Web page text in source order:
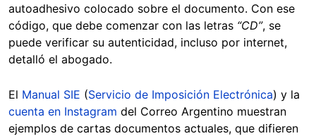
autoadhesivo colocado sobre el documento. Con ese
código, que debe comenzar con las letras “CD”, se
puede verificar su autenticidad, incluso por internet,
detalló el abogado.
El Manual SIE (Servicio de Imposición Electrónica) y la
cuenta en Instagram del Correo Argentino muestran
ejemplos de cartas documentos actuales, que difieren